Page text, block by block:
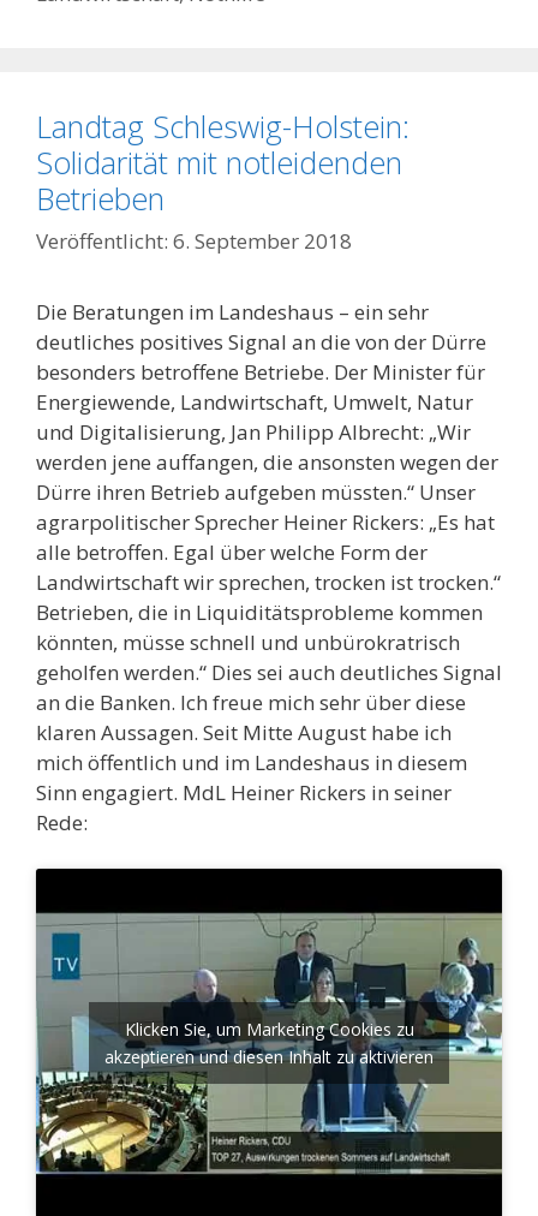
Landtag Schleswig-Holstein:
Solidarität mit notleidenden
Betrieben
6. September 2018
Die Beratungen im Landeshaus – ein sehr
deutliches positives Signal an die von der Dürre
besonders betroffene Betriebe. Der Minister für
Energiewende, Landwirtschaft, Umwelt, Natur
und Digitalisierung, Jan Philipp Albrecht: „Wir
werden jene auffangen, die ansonsten wegen der
Dürre ihren Betrieb aufgeben müssten.“ Unser
agrarpolitischer Sprecher Heiner Rickers: „Es hat
alle betroffen. Egal über welche Form der
Landwirtschaft wir sprechen, trocken ist trocken.“
Betrieben, die in Liquiditätsprobleme kommen
könnten, müsse schnell und unbürokratrisch
geholfen werden.“ Dies sei auch deutliches Signal
an die Banken. Ich freue mich sehr über diese
klaren Aussagen. Seit Mitte August habe ich
mich öffentlich und im Landeshaus in diesem
Sinn engagiert. MdL Heiner Rickers in seiner
Rede:
Klicken Sie, um Marketing Cookies zu
akzeptieren und diesen Inhalt zu aktivieren